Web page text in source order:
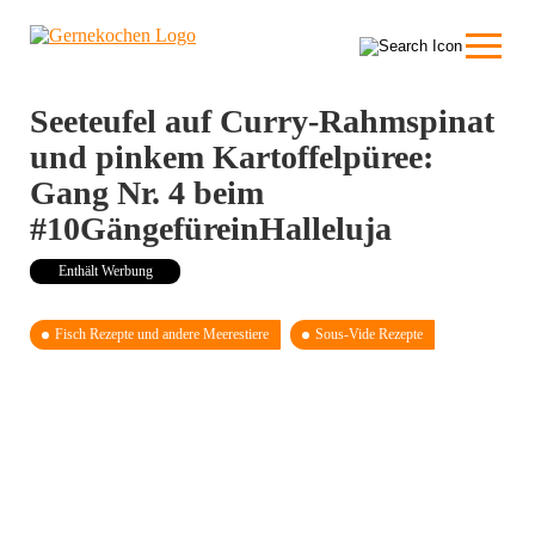
Seeteufel auf Curry-Rahmspinat
und pinkem Kartoffelpüree:
Gang Nr. 4 beim
#10GängefüreinHalleluja
Enthält Werbung
Fisch Rezepte und andere Meerestiere Sous-Vide Rezepte